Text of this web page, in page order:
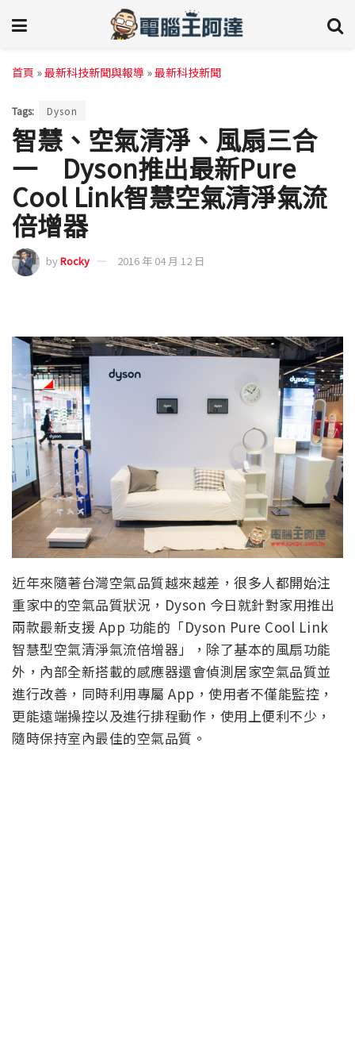
首頁 »最新科技新聞與報導 »最新科技新聞
Tags: Dyson
智慧、空氣清淨、風扇三合
一 Dyson推出最新Pure
Cool Link智慧空氣清淨氣流
倍增器
byRocky 2016 年 04 月 12 日
近年來隨著台灣空氣品質越來越差，很多人都開始注
重家中的空氣品質狀況，Dyson 今日就針對家用推出
兩款最新支援 App 功能的「Dyson Pure Cool Link
智慧型空氣清淨氣流倍增器」，除了基本的風扇功能
外，內部全新搭載的感應器還會偵測居家空氣品質並
進行改善，同時利用專屬 App，使用者不僅能監控，
更能遠端操控以及進行排程動作，使用上便利不少，
隨時保持室內最佳的空氣品質。